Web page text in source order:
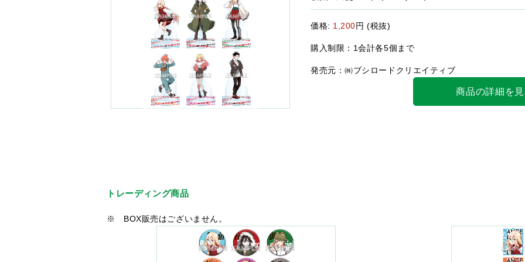
価格: 1,200円 (税抜)
購入制限：1会計各5個まで
発売元：㈱ブシロードクリエイティブ
商品の詳細を
トレーディング商品
※ BOX販売はございません。